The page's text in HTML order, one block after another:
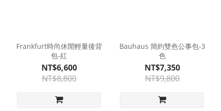
Frankfurt時尚休閒輕量後背
包-紅
NT$6,600
NT$8,800
Bauhaus 簡約雙色公事包-3
色
NT$7,350
NT$9,800